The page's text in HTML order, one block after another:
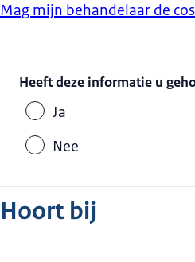
Mag mijn behandelaar de
Heeft deze informatie u
Ja
Nee
Hoort bij